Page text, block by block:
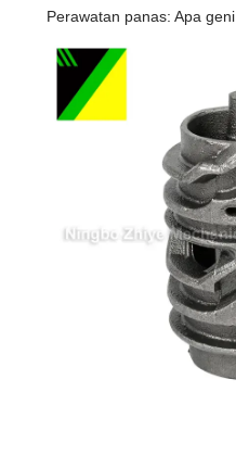
Perawatan panas: Apa geni